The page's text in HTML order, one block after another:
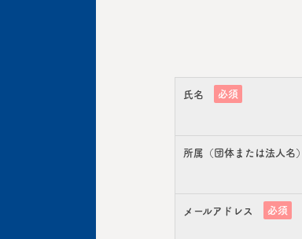
氏名 必須
所属（団体または法人名）
メールアドレス 必須